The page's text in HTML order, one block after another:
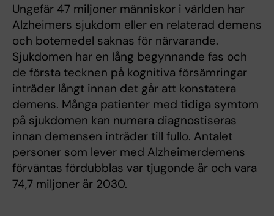
Ungefär 47 miljoner människor i världen har
Alzheimers sjukdom eller en relaterad demens
och botemedel saknas för närvarande.
Sjukdomen har en lång begynnande fas och
de första tecknen på kognitiva försämringar
inträder långt innan det går att konstatera
demens. Många patienter med tidiga symtom
på sjukdomen kan numera diagnostiseras
innan demensen inträder till fullo. Antalet
personer som lever med Alzheimerdemens
förväntas fördubblas var tjugonde år och vara
74,7 miljoner år 2030.